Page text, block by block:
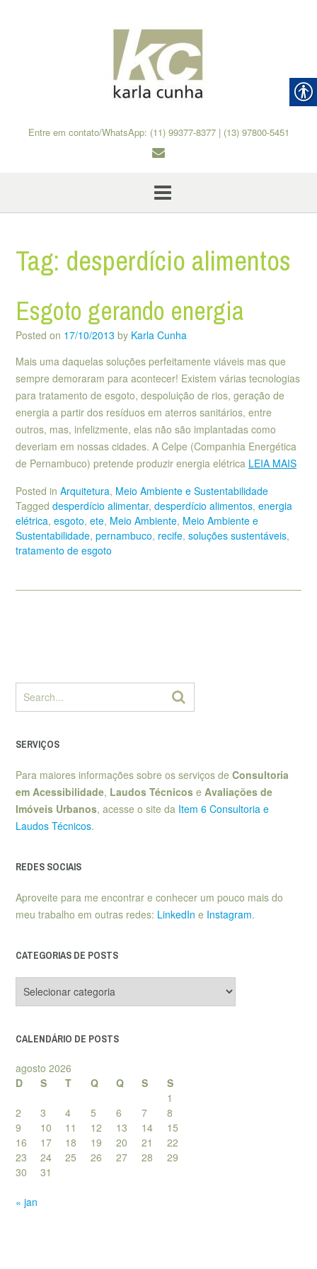
Entre em contato/WhatsApp: (11) 99377-8377 | (13) 97800-5451
Tag: desperdício alimentos
Esgoto gerando energia
Posted on 17/10/2013 by Karla Cunha
Mais uma daquelas soluções perfeitamente viáveis mas que
sempre demoraram para acontecer! Existem várias tecnologias
para tratamento de esgoto, despoluição de rios, geração de
energia a partir dos resíduos em aterros sanitários, entre
outros, mas, infelizmente, elas não são implantadas como
deveriam em nossas cidades. A Celpe (Companhia Energética
de Pernambuco) pretende produzir energia elétrica LEIA MAIS
Posted in Arquitetura, Meio Ambiente e Sustentabilidade
Tagged desperdício alimentar, desperdício alimentos, energia
elétrica, esgoto, ete, Meio Ambiente, Meio Ambiente e
Sustentabilidade, pernambuco, recife, soluções sustentáveis,
tratamento de esgoto
SERVIÇOS
Para maiores informações sobre os serviços de Consultoria
em Acessibilidade, Laudos Técnicos e Avaliações de
Imóveis Urbanos, acesse o site da Item 6 Consultoria e
Laudos Técnicos.
REDES SOCIAIS
Aproveite para me encontrar e conhecer um pouco mais do
meu trabalho em outras redes: LinkedIn e Instagram.
CATEGORIAS DE POSTS
de
CALENDÁRIO DE POSTS
agosto 2026
D
S T Q Q S
S
1
2
3 4 5 6 7
8
9
10 11 12 13 14
15
16
17 18 19 20 21
22
23
24 25 26 27 28
29
30
31
« jan